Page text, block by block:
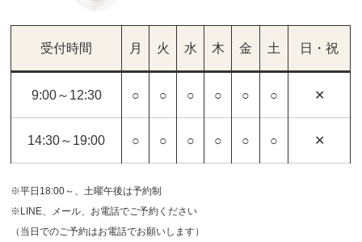
受付時間 月 火 水 木 金 土 日・祝
9:00～12:30 ○ ○ ○ ○ ○ ○ ✕
14:30～19:00 ○ ○ ○ ○ ○ ○ ✕
※平日18:00～、土曜午後は予約制
※LINE、メール、お電話でご予約ください
（当日でのご予約はお電話でお願いします）